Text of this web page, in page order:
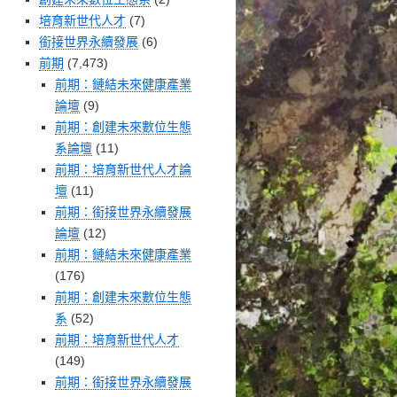
培育新世代人才 (7)
銜接世界永續發展 (6)
前期 (7,473)
前期：鏈結未來健康產業
論壇 (9)
前期：創建未來數位生態
系論壇 (11)
前期：培育新世代人才論
壇 (11)
前期：銜接世界永續發展
論壇 (12)
前期：鏈結未來健康產業
(176)
前期：創建未來數位生態
系 (52)
前期：培育新世代人才
(149)
前期：銜接世界永續發展